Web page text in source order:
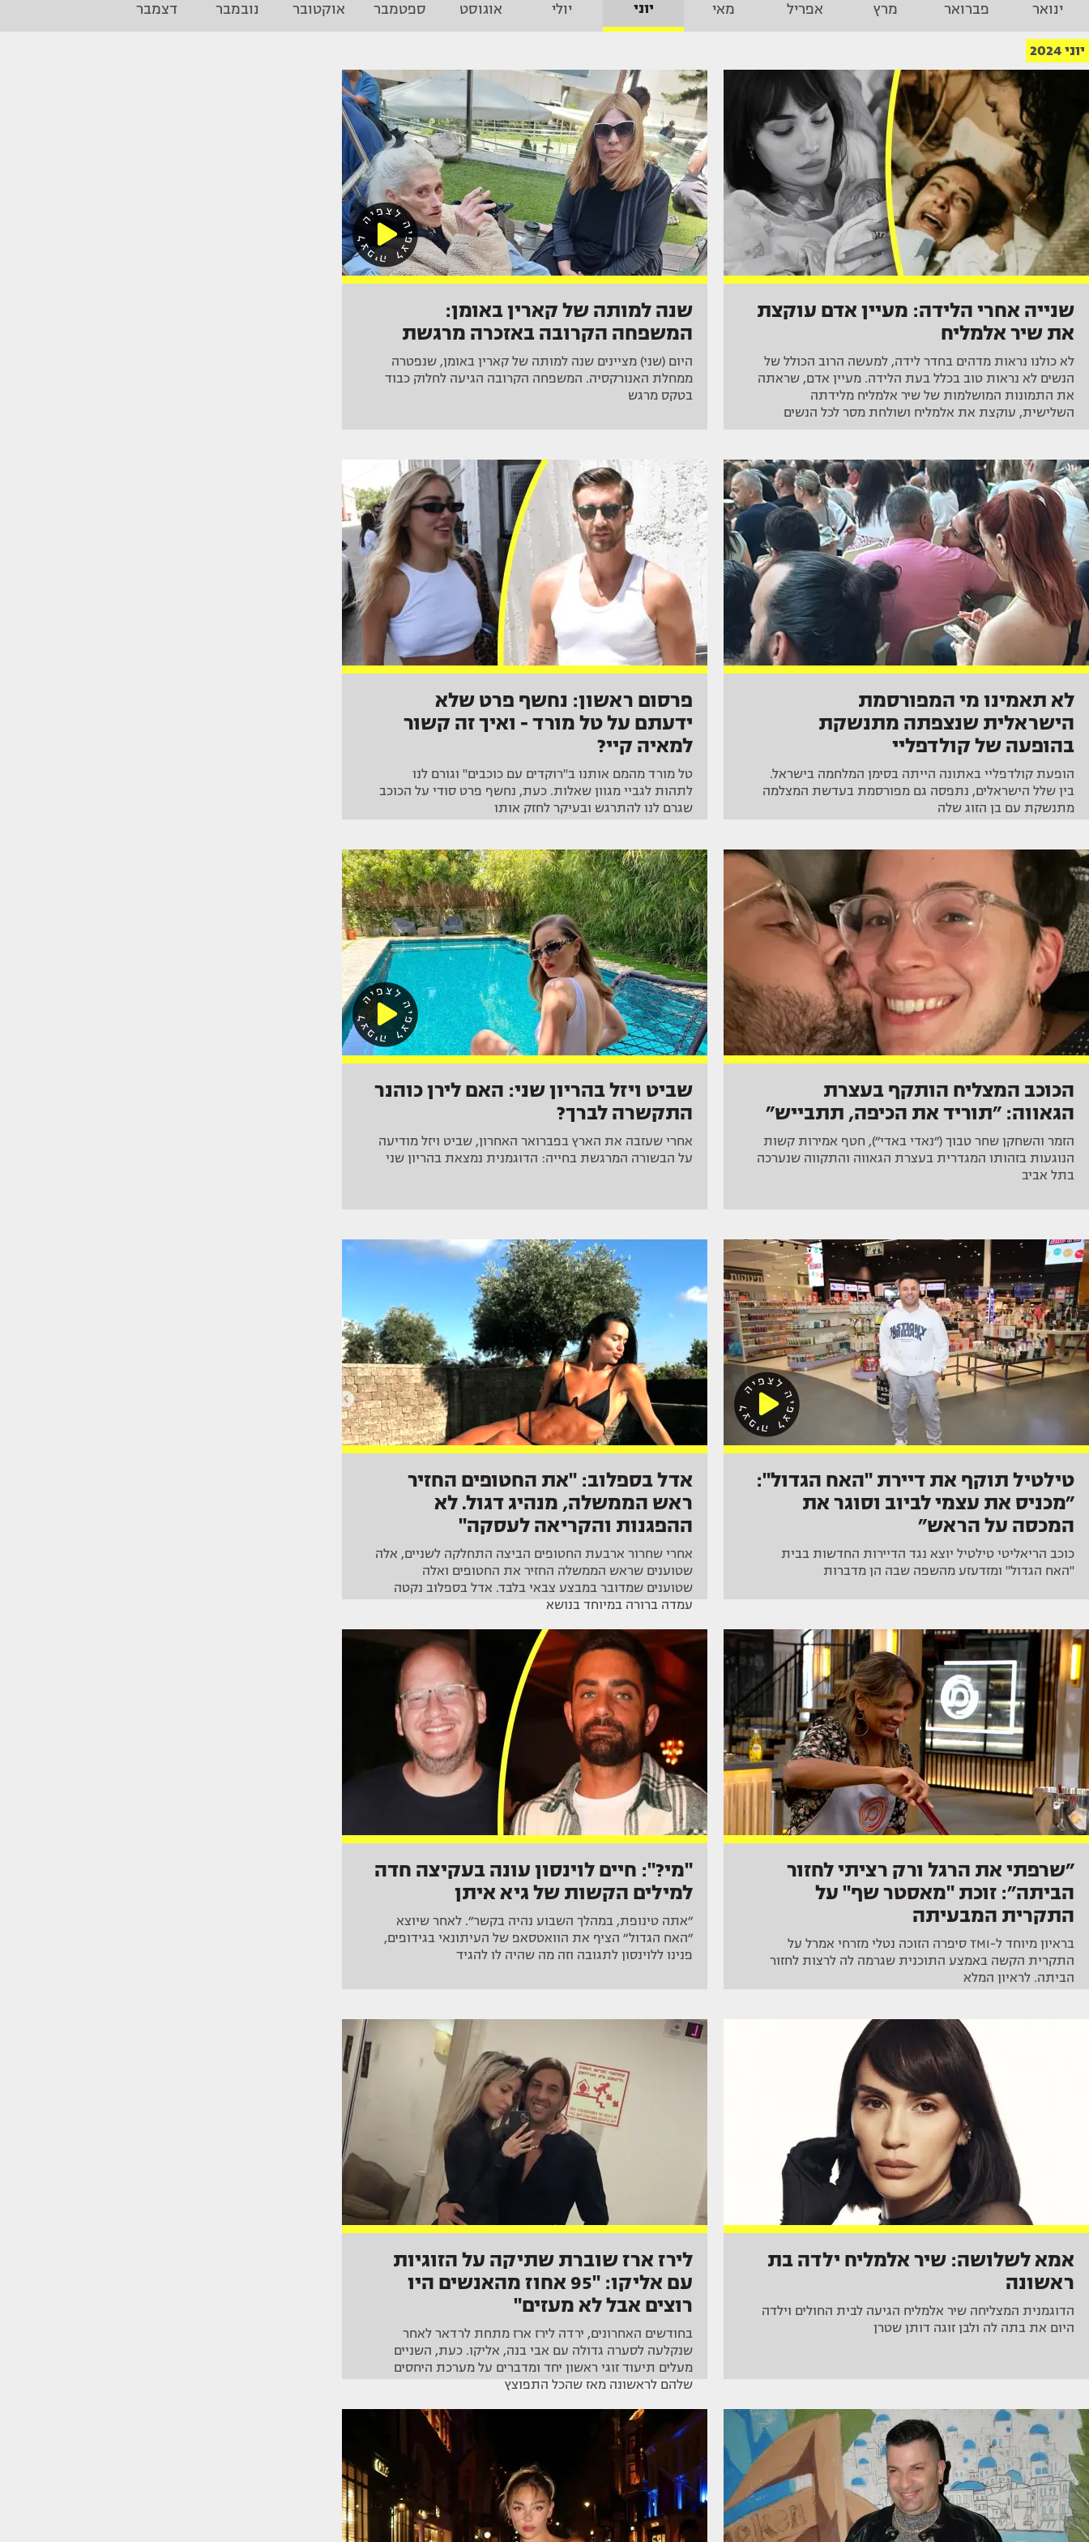
ינואר פברואר מרץ אפריל מאי יוני יולי אוגוסט ספטמבר אוקטובר נובמבר דצמבר
יוני 2024
שנייה אחרי הלידה: מעיין אדם עוקצת
את שיר אלמליח
לא כולנו נראות מדהים בחדר לידה, למעשה הרוב הכולל של
הנשים לא נראות טוב בכלל בעת הלידה. מעיין אדם, שראתה
את התמונות המושלמות של שיר אלמליח מלידתה
השלישית, עוקצת את אלמליח ושולחת מסר לכל הנשים
שנה למותה של קארין באומן:
המשפחה הקרובה באזכרה מרגשת
היום (שני) מציינים שנה למותה של קארין באומן, שנפטרה
ממחלת האנורקסיה. המשפחה הקרובה הגיעה לחלוק כבוד
בטקס מרגש
לא תאמינו מי המפורסמת
הישראלית שנצפתה מתנשקת
בהופעה של קולדפליי
הופעת קולדפליי באתונה הייתה בסימן המלחמה בישראל.
בין שלל הישראלים, נתפסה גם מפורסמת בעדשת המצלמה
מתנשקת עם בן הזוג שלה
פרסום ראשון: נחשף פרט שלא
ידעתם על טל מורד - ואיך זה קשור
למאיה קיי?
טל מורד מהמם אותנו ב"רוקדים עם כוכבים" וגורם לנו
לתהות לגביי מגוון שאלות. כעת, נחשף פרט סודי על הכוכב
שגרם לנו להתרגש ובעיקר לחזק אותו
הכוכב המצליח הותקף בעצרת
הגאווה: ״תוריד את הכיפה, תתבייש״
הזמר והשחקן שחר טבוך (״נאדי באדי״), חטף אמירות קשות
הנוגעות בזהותו המגדרית בעצרת הגאווה והתקווה שנערכה
בתל אביב
שביט ויזל בהריון שני: האם לירן כוהנר
התקשרה לברך?
אחרי שעזבה את הארץ בפברואר האחרון, שביט ויזל מודיעה
על הבשורה המרגשת בחייה: הדוגמנית נמצאת בהריון שני
טילטיל תוקף את דיירת "האח הגדול":
״מכניס את עצמי לביוב וסוגר את
המכסה על הראש״
כוכב הריאליטי טילטיל יוצא נגד הדיירות החדשות בבית
"האח הגדול" ומזדעזע מהשפה שבה הן מדברות
אדל בספלוב: "את החטופים החזיר
ראש הממשלה, מנהיג דגול. לא
ההפגנות והקריאה לעסקה"
אחרי שחרור ארבעת החטופים הביצה התחלקה לשניים, אלה
שטוענים שראש הממשלה החזיר את החטופים ואלה
שטוענים שמדובר במבצע צבאי בלבד. אדל בספלוב נקטה
עמדה ברורה במיוחד בנושא
״שרפתי את הרגל ורק רציתי לחזור
הביתה״: זוכת "מאסטר שף" על
התקרית המבעיתה
בראיון מיוחד ל-TMI סיפרה הזוכה נטלי מזרחי אמרל על
התקרית הקשה באמצע התוכנית שגרמה לה לרצות לחזור
הביתה. לראיון המלא
"מי?": חיים לוינסון עונה בעקיצה חדה
למילים הקשות של גיא איתן
״אתה טינופת, במהלך השבוע נהיה בקשר״. לאחר שיוצא
״האח הגדול״ הציף את הוואטסאפ של העיתונאי בגידופים,
פנינו ללוינסון לתגובה וזה מה שהיה לו להגיד
אמא לשלושה: שיר אלמליח ילדה בת
ראשונה
הדוגמנית המצליחה שיר אלמליח הגיעה לבית החולים וילדה
היום את בתה לה ולבן זוגה דותן שטרן
לירז ארז שוברת שתיקה על הזוגיות
עם אליקו: "95 אחוז מהאנשים היו
רוצים אבל לא מעזים"
בחודשים האחרונים, ירדה לירז ארז מתחת לרדאר לאחר
שנקלעה לסערה גדולה עם אבי בנה, אליקו. כעת, השניים
מעלים תיעוד זוגי ראשון יחד ומדברים על מערכת היחסים
שלהם לראשונה מאז שהכל התפוצץ